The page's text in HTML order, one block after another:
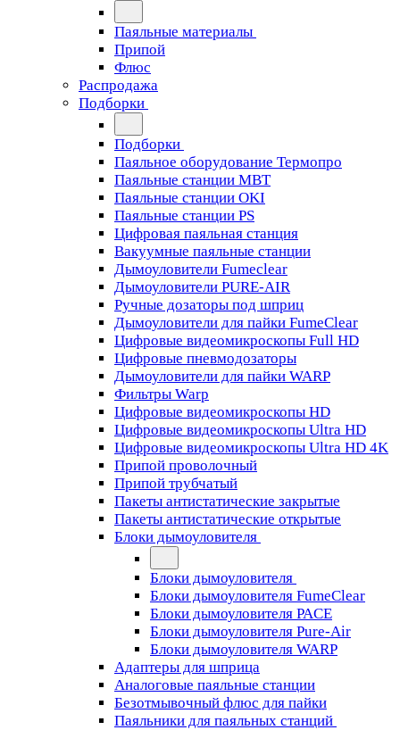
Паяльные материалы
Припой
Флюс
Распродажа
Подборки
Подборки
Паяльное оборудование Термопро
Паяльные станции MBT
Паяльные станции OKI
Паяльные станции PS
Цифровая паяльная станция
Вакуумные паяльные станции
Дымоуловители Fumeclear
Дымоуловители PURE-AIR
Ручные дозаторы под шприц
Дымоуловители для пайки FumeClear
Цифровые видеомикроскопы Full HD
Цифровые пневмодозаторы
Дымоуловители для пайки WARP
Фильтры Warp
Цифровые видеомикроскопы HD
Цифровые видеомикроскопы Ultra HD
Цифровые видеомикроскопы Ultra HD 4K
Припой проволочный
Припой трубчатый
Пакеты антистатические закрытые
Пакеты антистатические открытые
Блоки дымоуловителя
Блоки дымоуловителя
Блоки дымоуловителя FumeClear
Блоки дымоуловителя PACE
Блоки дымоуловителя Pure-Air
Блоки дымоуловителя WARP
Адаптеры для шприца
Аналоговые паяльные станции
Безотмывочный флюс для пайки
Паяльники для паяльных станций